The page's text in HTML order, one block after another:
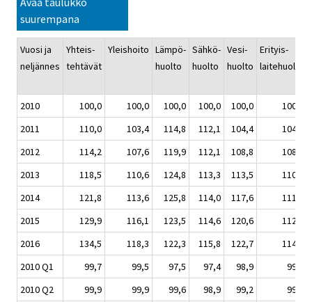
suurempana
Vuosi ja
neljännes
Yhteis-
tehtävät
Yleishoito Lämpö-
huolto
Sähkö-
huolto
Vesi-
huolto
Erityis-
laitehuolto
2010 100,0 100,0 100,0 100,0 100,0
100,0
2011
110,0 103,4 114,8 112,1 104,4
104,5
2012
114,2 107,6 119,9 112,1 108,8
108,5
2013
118,5 110,6 124,8 113,3 113,5
110,2
2014
121,8 113,6 125,8 114,0 117,6
111,1
2015
129,9 116,1 123,5 114,6 120,6
112,4
2016
134,5 118,3 122,3 115,8 122,7
114,1
2010 Q1
99,7 99,5 97,5 97,4 98,9
99,3
2010 Q2
99,9 99,9 99,6 98,9 99,2
99,7